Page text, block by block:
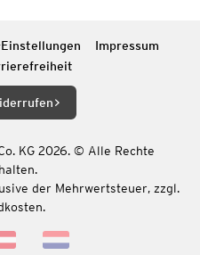
Impressum
KG 2026. © Alle Rechte
der Mehrwertsteuer, zzgl.